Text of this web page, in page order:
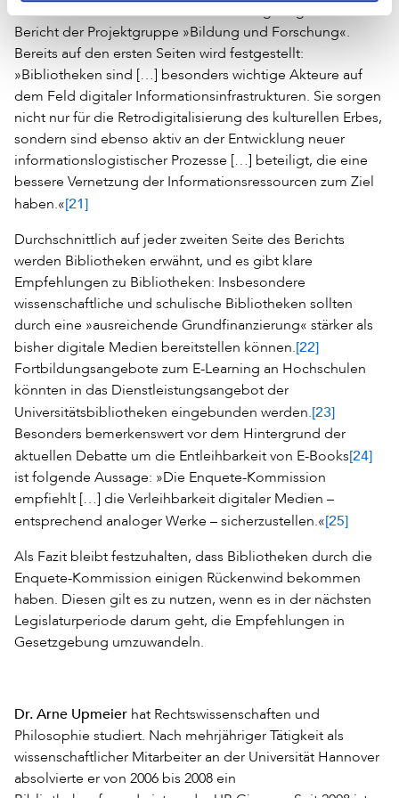
Bericht der Projektgruppe »Bildung und Forschung«.
Bereits auf den ersten Seiten wird festgestellt:
»Bibliotheken sind […] besonders wichtige Akteure auf
dem Feld digitaler Informationsinfrastrukturen. Sie sorgen
nicht nur für die Retrodigitalisierung des kulturellen Erbes,
sondern sind ebenso aktiv an der Entwicklung neuer
informationslogistischer Prozesse […] beteiligt, die eine
bessere Vernetzung der Informationsressourcen zum Ziel
haben.«[21]
Durchschnittlich auf jeder zweiten Seite des Berichts
werden Bibliotheken erwähnt, und es gibt klare
Empfehlungen zu Bibliotheken: Insbesondere
wissenschaftliche und schulische Bibliotheken sollten
durch eine »ausreichende Grundfinanzierung« stärker als
bisher digitale Medien bereitstellen können.[22]
Fortbildungsangebote zum E-Learning an Hochschulen
könnten in das Dienstleistungsangebot der
Universitätsbibliotheken eingebunden werden.[23]
Besonders bemerkenswert vor dem Hintergrund der
aktuellen Debatte um die Entleihbarkeit von E-Books[24]
ist folgende Aussage: »Die Enquete-Kommission
empfiehlt […] die Verleihbarkeit digitaler Medien –
entsprechend analoger Werke – sicherzustellen.«[25]
Als Fazit bleibt festzuhalten, dass Bibliotheken durch die
Enquete-Kommission einigen Rückenwind bekommen
haben. Diesen gilt es zu nutzen, wenn es in der nächsten
Legislaturperiode darum geht, die Empfehlungen in
Gesetzgebung umzuwandeln.
Dr. Arne Upmeier hat Rechtswissenschaften und
Philosophie studiert. Nach mehrjähriger Tätigkeit als
wissenschaftlicher Mitarbeiter an der Universität Hannover
absolvierte er von 2006 bis 2008 ein